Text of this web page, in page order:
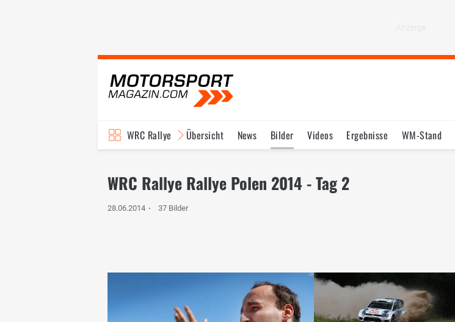
WRC Rallye Übersicht News Bilder Videos Ergebnisse WM-Stand
WRC Rallye Rallye Polen 2014 - Tag 2
28.06.2014 37 Bilder